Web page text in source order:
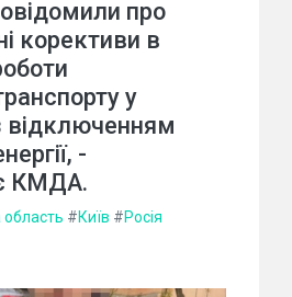
про
корективи в
у
відключенням
-
КМДА.
область #Київ #Росія